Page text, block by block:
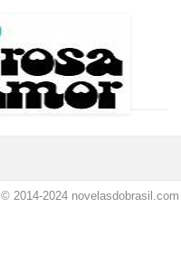
© 2014-2024 novelasdobrasil.com